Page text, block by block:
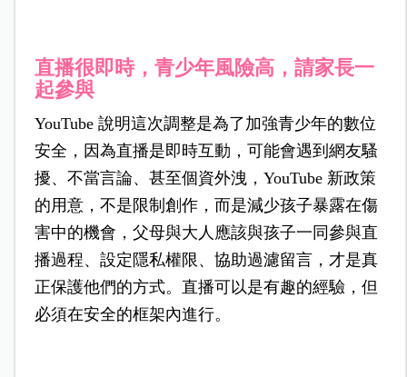
直播很即時，青少年風險高，請家長一
起參與
YouTube 說明這次調整是為了加強青少年的數位
安全，因為直播是即時互動，可能會遇到網友騷
擾、不當言論、甚至個資外洩，YouTube 新政策
的用意，不是限制創作，而是減少孩子暴露在傷
害中的機會，父母與大人應該與孩子一同參與直
播過程、設定隱私權限、協助過濾留言，才是真
正保護他們的方式。直播可以是有趣的經驗，但
必須在安全的框架內進行。